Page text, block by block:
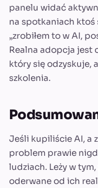
panelu widać
na spotkaniach ktoś
„zrobiłem to w AI,
Realna adopcja jest
który się odzyskuje,
szkolenia.
Jeśli kupiliście AI, a
problem prawie
ludziach. Leży w
oderwane od ich